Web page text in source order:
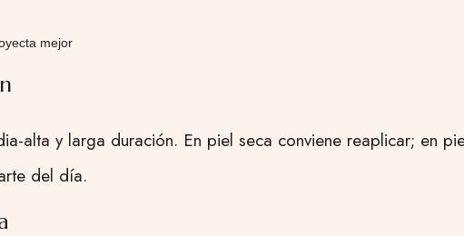
mejor
alta y larga duración. En piel seca conviene reaplicar; en
del día.